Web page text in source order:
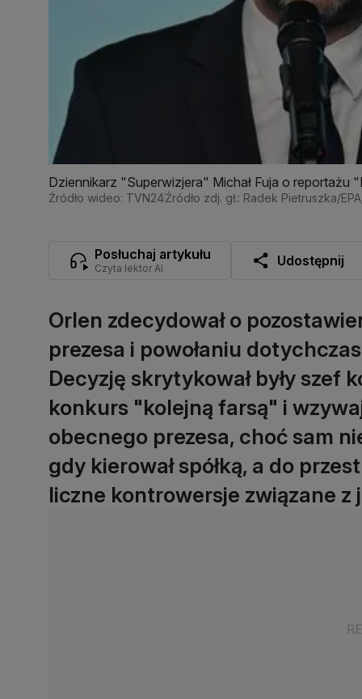
Dziennikarz "Superwizjera" Michał Fuja o reportażu
Źródło wideo: TVN24Źródło zdj. gł.: Radek Pietruszka/
Posłuchaj artykułu
Czyta lektor AI Udostępnij
Orlen zdecydował o
prezesa i powołaniu
Decyzję skrytykował były szef
konkurs "kolejną farsą" i
obecnego prezesa, choć sam
gdy kierował spółką, a do
liczne kontrowersje związane z